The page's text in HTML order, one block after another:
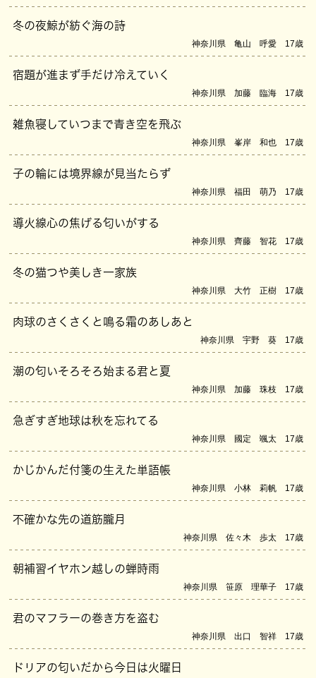
冬の夜鯨が紡ぐ海の詩
神奈川県 亀山 呼愛 17歳
宿題が進まず手だけ冷えていく
神奈川県 加藤 臨海 17歳
雑魚寝していつまで青き空を飛ぶ
神奈川県 峯岸 和也 17歳
子の輪には境界線が見当たらず
神奈川県 福田 萌乃 17歳
導火線心の焦げる匂いがする
神奈川県 齊藤 智花 17歳
冬の猫つや美しき一家族
神奈川県 大竹 正樹 17歳
肉球のさくさくと鳴る霜のあしあと
神奈川県 宇野 葵 17歳
潮の匂いそろそろ始まる君と夏
神奈川県 加藤 珠枝 17歳
急ぎすぎ地球は秋を忘れてる
神奈川県 國定 颯太 17歳
かじかんだ付箋の生えた単語帳
神奈川県 小林 莉帆 17歳
不確かな先の道筋朧月
神奈川県 佐々木 歩太 17歳
朝補習イヤホン越しの蝉時雨
神奈川県 笹原 理華子 17歳
君のマフラーの巻き方を盗む
神奈川県 出口 智祥 17歳
ドリアの匂いだから今日は火曜日